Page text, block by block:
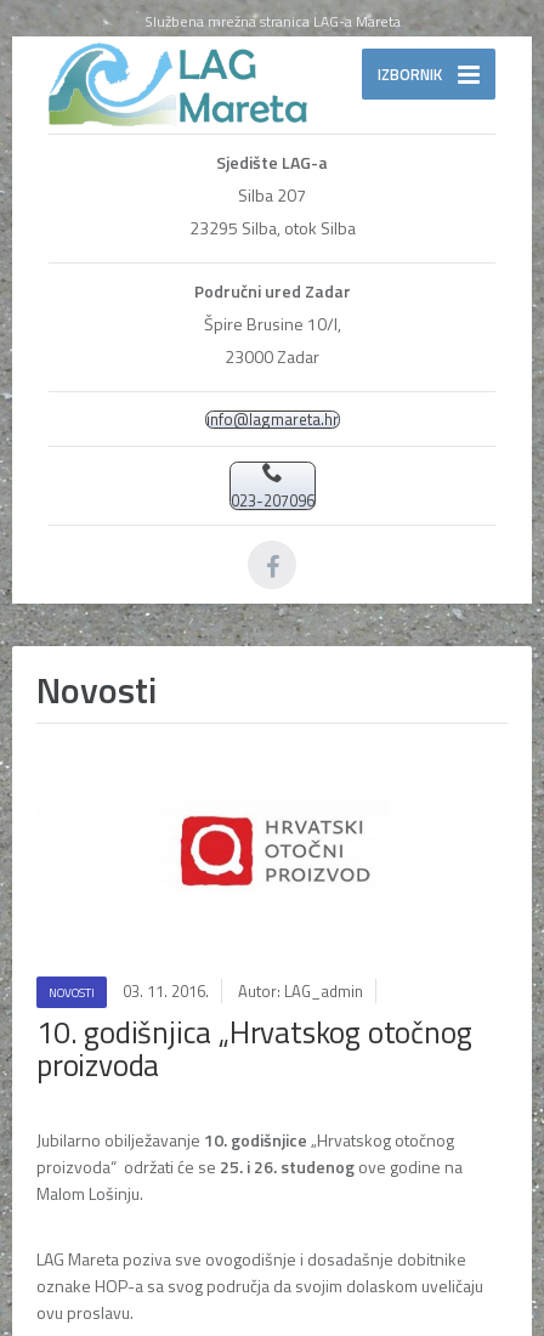
Službena mrežna stranica LAG-a Mareta
IZBORNIK
Sjedište LAG-a
Silba 207
23295 Silba, otok Silba
Područni ured Zadar
Špire Brusine 10/I,
23000 Zadar
info@lagmareta.hr
023-207096
Novosti
NOVOSTI 03. 11. 2016. Autor: LAG_admin
10. godišnjica „Hrvatskog otočnog
proizvoda
Jubilarno obilježavanje 10. godišnjice„Hrvatskog otočnog
proizvoda“ održati će se 25. i 26. studenogove godine na
Malom Lošinju.
LAG Mareta poziva sve ovogodišnje i dosadašnje dobitnike
oznake HOP-a sa svog područja da svojim dolaskom uveličaju
ovu proslavu.